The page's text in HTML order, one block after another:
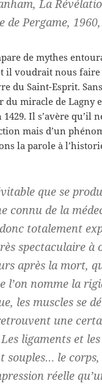
La
de Pergame,
de mythes
il voudrait nous
du Saint-Esprit.
du miracle de Lagny
Il s’avère qu’il
mais d’un
la parole à
que se
connu de la
totalement
spectaculaire à
après la mort,
l’on nomme la
les muscles se
une
ligaments et
souples… le corps,
réelle